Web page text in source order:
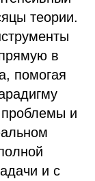
теории.
в
помогая
и
и с